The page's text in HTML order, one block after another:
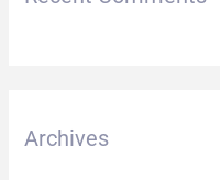
Archives